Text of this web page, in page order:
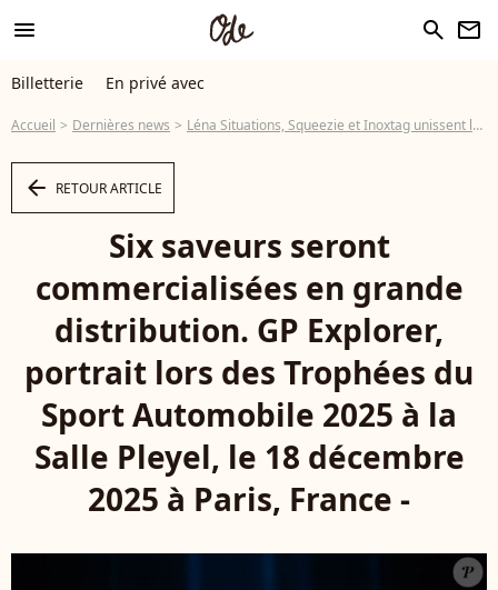
menu search newsletter
Billetterie En privé avec
Accueil Dernières news Léna Situations, Squeezie et Inoxtag unissent leurs forces pour un nouveau projet ambitieux, loin de l'influence
arrow_left RETOUR ARTICLE
Six saveurs seront
commercialisées en grande
distribution. GP Explorer,
portrait lors des Trophées du
Sport Automobile 2025 à la
Salle Pleyel, le 18 décembre
2025 à Paris, France -